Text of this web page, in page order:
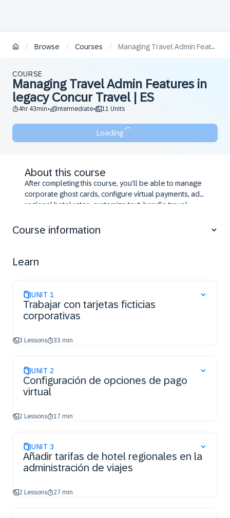
/ Browse / Courses / Managing Travel Admin Features in legacy Concur Travel | ES
COURSE
Managing Travel Admin Features in
legacy Concur Travel | ES
4hr 43min• Intermediate• 11 Units
Loading
About this course
After completing this course, you'll be able to manage
corporate ghost cards, configure virtual payments, add
regional hotel rates, customize text, handle travel
manage policy violation reasons, build and activate
Course information
Learn
UNIT 1
Trabajar con tarjetas ficticias
corporativas
3 Lessons 33 min
UNIT 2
Configuración de opciones de pago
virtual
2 Lessons 17 min
UNIT 3
Añadir tarifas de hotel regionales en la
administración de viajes
2 Lessons 27 min